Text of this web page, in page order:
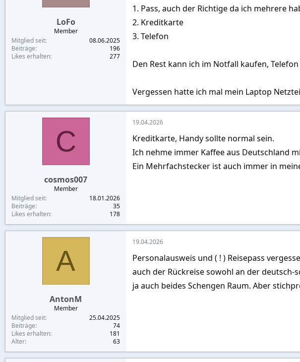
LoFo
Member
Mitglied seit
08.06.2025
Beiträge
196
Likes erhalten
277
1. Pass, auch der Richtige da ich mehrere
2. Kreditkarte
3. Telefon
Den Rest kann ich im Notfall kaufen,
Vergessen hatte ich mal mein Laptop
C
cosmos007
Member
Mitglied seit
18.01.2026
Beiträge
35
Likes erhalten
178
19.04.2026
Kreditkarte, Handy sollte normal sein.
Ich nehme immer Kaffee aus Deutschland
Ein Mehrfachstecker ist auch immer in
A
AntonM
Member
Mitglied seit
25.04.2025
Beiträge
74
Likes erhalten
181
Alter
63
19.04.2026
Personalausweis und ( ! ) Reisepass
auch der Rückreise sowohl an der
ja auch beides Schengen Raum. Aber